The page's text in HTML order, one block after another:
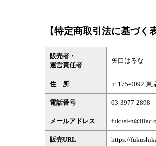
【特定商取引法に基づく
販売者・
運営責任者
矢口はるな
住 所 〒175-0092 東
電話番号 03-3977-2898
メールアドレス fukusi-
販売URL https://